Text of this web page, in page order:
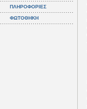
ΠΛΗΡΟΦΟΡΙΕΣ
ΦΩΤΟΘΗΚΗ